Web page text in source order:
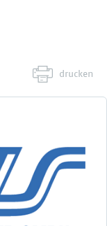
drucken